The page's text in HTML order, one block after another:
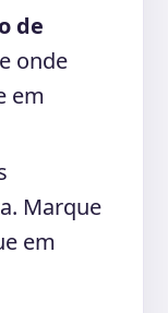
de
onde
em
Marque
em